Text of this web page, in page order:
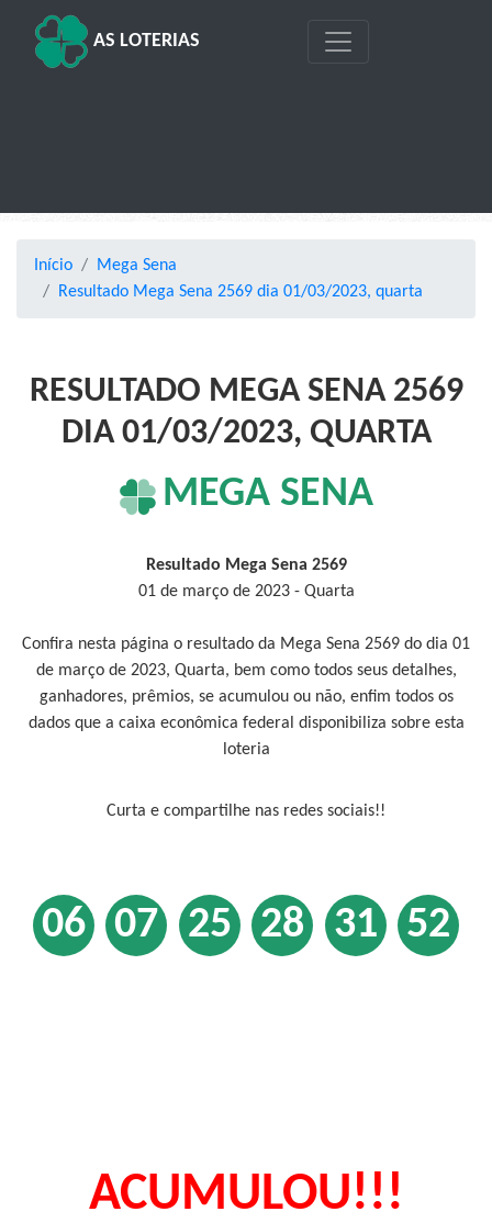
AS LOTERIAS
Início
Mega Sena
Resultado Mega Sena 2569 dia 01/03/2023, quarta
RESULTADO MEGA SENA 2569
DIA 01/03/2023, QUARTA
MEGA SENA
Resultado Mega Sena 2569
01 de março de 2023 - Quarta
Confira nesta página o resultado da Mega Sena 2569 do dia 01
de março de 2023, Quarta, bem como todos seus detalhes,
ganhadores, prêmios, se acumulou ou não, enfim todos os
dados que a caixa econômica federal disponibiliza sobre esta
loteria
Curta e compartilhe nas redes sociais!!
06 07 25 28 31 52
ACUMULOU!!!